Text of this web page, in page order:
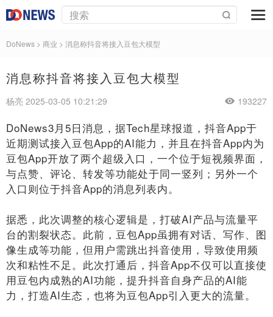
DoNews > 商业 > 消息称抖音将接入豆包大模型
消息称抖音将接入豆包大模型
杨亮 2025-03-05 10:21:29 193227
DoNews3月5日消息，据Tech星球报道，抖音App于
近期测试接入豆包App的AI能力，并且在抖音App内为
豆包App开放了两个超级入口，一个位于短视频界面，
与点赞、评论、转发等功能处于同一竖列；另外一个
入口则位于抖音App的消息列表内。
据悉，此次调整的核心逻辑是，打破AI产品与流量平
台的割裂状态。此前，豆包App虽拥有对话、写作、图
像生成等功能，但用户需跳出抖音使用，导致使用频
次和粘性不足。此次打通后，抖音App不仅可以直接使
用豆包内成熟的AI功能，提升抖音自身产品的AI能
力，打造AI生态，也将为豆包App引入更大的流量。